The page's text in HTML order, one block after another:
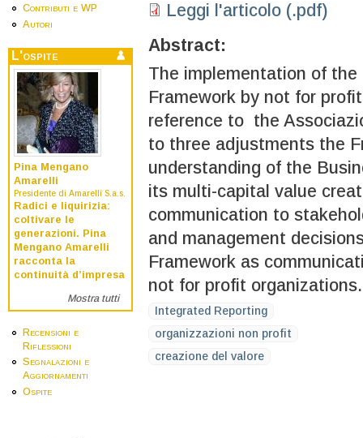
Contributi e WP
Autori
L'ospite
Pina Mengano
Amarelli
Presidente di Amarelli S.a.s.
Radici e liquirizia:
coltivare le
generazioni. Pina
Mengano Amarelli
racconta la
continuità d’impresa
Mostra tutti
Recensioni e
Riflessioni
Segnalazioni e
Aggiornamenti
Ospite
Leggi l'articolo (.pdf)
Abstract:
The implementation of
Framework by not for
reference to the
to three adjustments the
understanding of the
its multi-capital value
communication to
and management
Framework as
not for profit organizations.
Integrated Reporting
organizzazioni non profit
creazione del valore